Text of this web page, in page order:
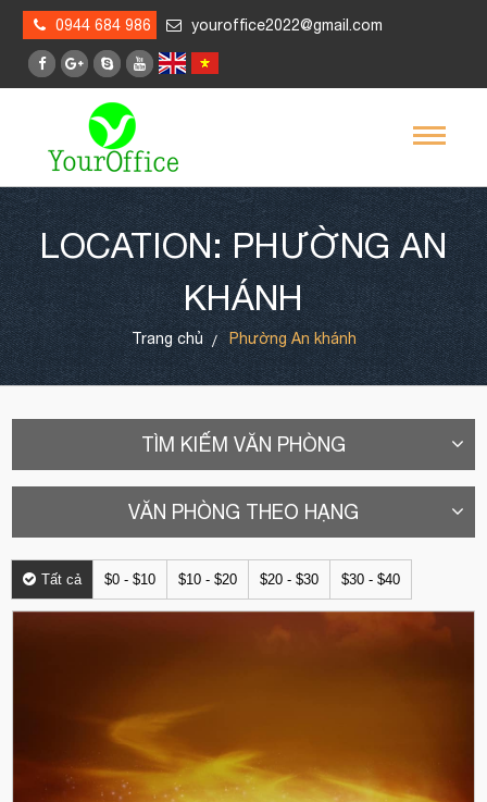
0944 684 986 youroffice2022@gmail.com
LOCATION: PHƯỜNG AN
KHÁNH
Trang chủ Phường An khánh
TÌM KIẾM VĂN PHÒNG
VĂN PHÒNG THEO HẠNG
Tất cả $0 - $10 $10 - $20 $20 - $30 $30 - $40